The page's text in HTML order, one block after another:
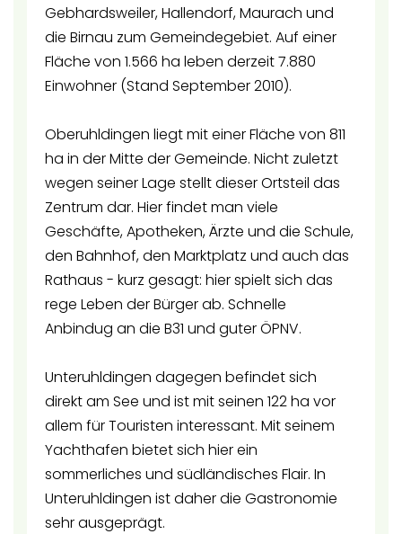
Gebhardsweiler, Hallendorf, Maurach und
die Birnau zum Gemeindegebiet. Auf einer
Fläche von 1.566 ha leben derzeit 7.880
Einwohner (Stand September 2010).
Oberuhldingen liegt mit einer Fläche von 811
ha in der Mitte der Gemeinde. Nicht zuletzt
wegen seiner Lage stellt dieser Ortsteil das
Zentrum dar. Hier findet man viele
Geschäfte, Apotheken, Ärzte und die Schule,
den Bahnhof, den Marktplatz und auch das
Rathaus - kurz gesagt: hier spielt sich das
rege Leben der Bürger ab. Schnelle
Anbindug an die B31 und guter ÖPNV.
Unteruhldingen dagegen befindet sich
direkt am See und ist mit seinen 122 ha vor
allem für Touristen interessant. Mit seinem
Yachthafen bietet sich hier ein
sommerliches und südländisches Flair. In
Unteruhldingen ist daher die Gastronomie
sehr ausgeprägt.